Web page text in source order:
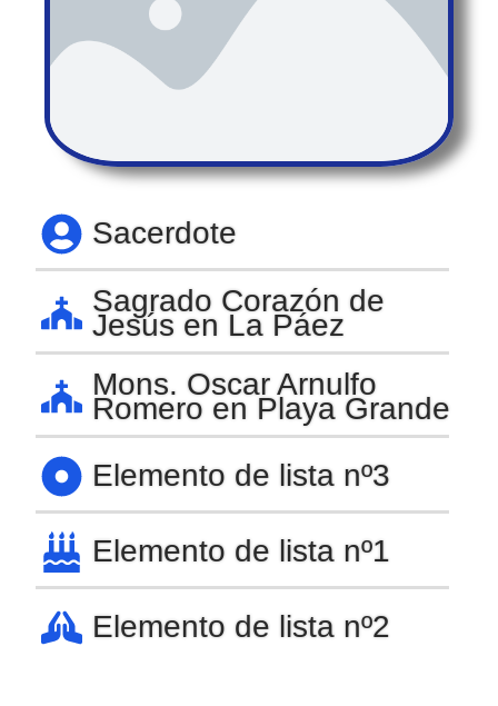
Sacerdote
Sagrado Corazón de
Jesús en La Páez
Mons. Oscar Arnulfo
Romero en Playa Grande
Elemento de lista nº3
Elemento de lista nº1
Elemento de lista nº2